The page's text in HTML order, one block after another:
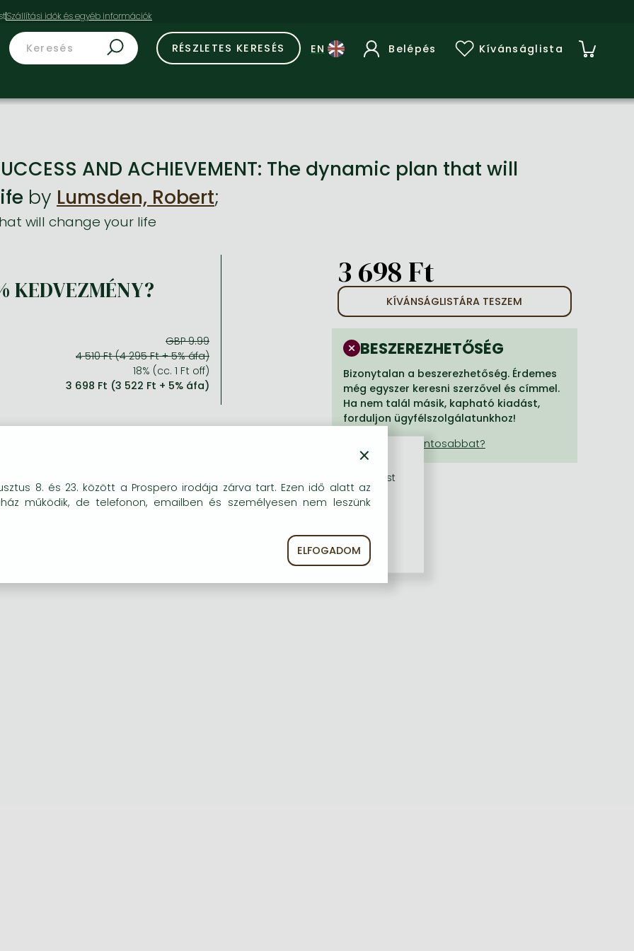
RÉSZLETES KERESÉS Belépés Kívánságlista
AND ACHIEVEMENT: The dynamic plan that will
by Lumsden, Robert;
will change your life
KEDVEZMÉNY?
GBP 9.99
4 510 Ft (4 295 Ft + 5% áfa)
18% (cc. 1 Ft off)
3 698 Ft (3 522 Ft + 5% áfa)
3 698 Ft
KÍVÁNSÁGLISTÁRA TESZEM
BESZEREZHETŐSÉG
Bizonytalan a beszerezhetőség. Érdemes
még egyszer keresni szerzővel és címmel.
Ha nem talál másik, kapható kiadást,
forduljon ügyfélszolgálatunkhoz!
×
8. és 23. között a Prospero irodája zárva tart. Ezen idő alatt az
működik, de telefonon, emailben és személyesen nem leszünk
ELFOGADOM
kat (sütiket) használunk, melyek célja, hogy teljesebb körű szolgáltatást
részére.